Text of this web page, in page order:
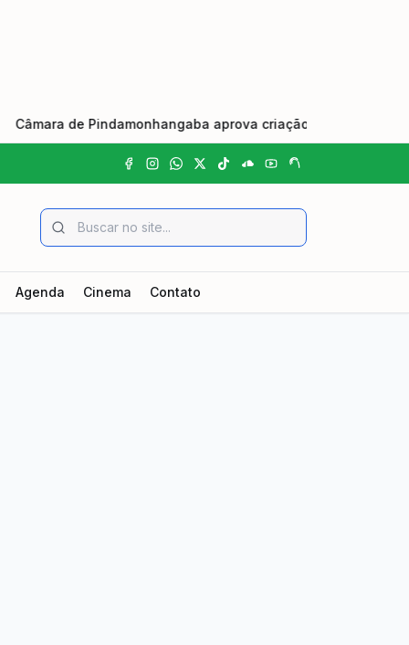
de Pindamonhangaba aprova criação do Dia Municipal do
Agenda Cinema Contato